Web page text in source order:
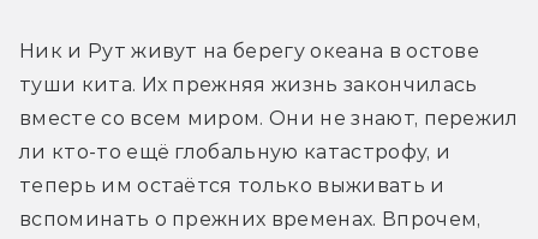
Ник и Рут живут на берегу океана в остове
туши кита. Их прежняя жизнь закончилась
вместе со всем миром. Они не знают, пережил
ли кто-то ещё глобальную катастрофу, и
теперь им остаётся только выживать и
вспоминать о прежних временах. Впрочем,